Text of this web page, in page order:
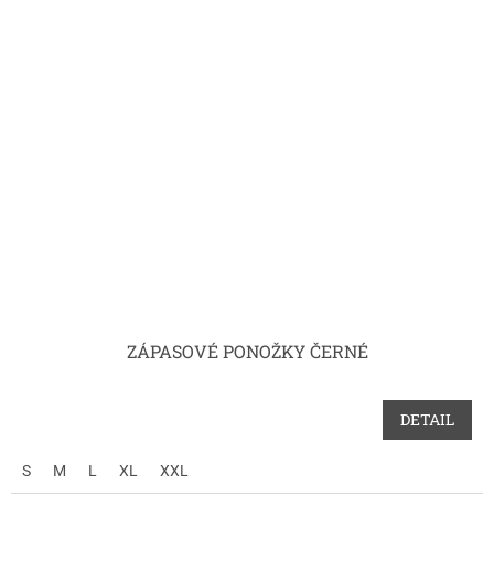
ZÁPASOVÉ PONOŽKY ČERNÉ
DETAIL
S M L XL XXL